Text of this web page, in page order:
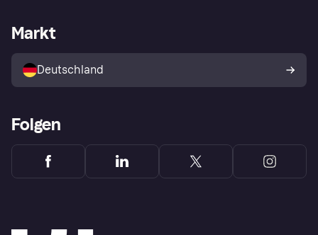
Klarna App
Shops entdecken
Käuferschutzrichtlinie
Dein Widerrufsrecht
Händlerportal
Markt
Deutschland
Folgen